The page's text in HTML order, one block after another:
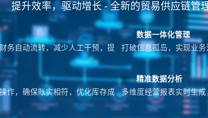
提升效率，驱动增长 - 全新的贸易供应链管
务自动流转，减少人工干预，提
数据一体化管理
打破信息孤岛，实现业
作，确保账实相符，优化库存成
精准数据分析
多维度经营报表实时生